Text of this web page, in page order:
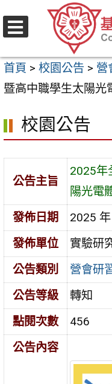
至
要
內
區
首頁 > 校園公告 > 營
暨高中職學生太陽光
校園公告
公告主旨
2025年
陽光電
發佈日期
2025
發佈單位
實驗研
公告類別
營會研
公告等級
轉知
點閱次數
456
公告內容
選
單